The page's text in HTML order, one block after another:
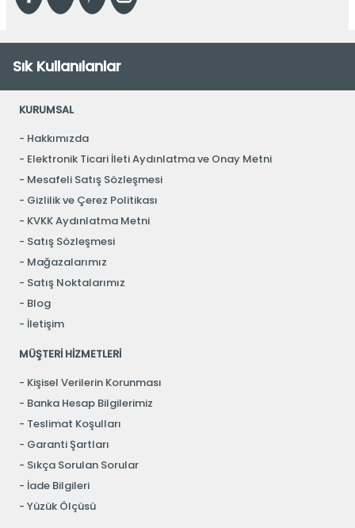
Sık Kullanılanlar
KURUMSAL
Hakkımızda
Elektronik Ticari İleti Aydınlatma ve Onay Metni
Mesafeli Satış Sözleşmesi
Gizlilik ve Çerez Politikası
KVKK Aydınlatma Metni
Satış Sözleşmesi
Mağazalarımız
Satış Noktalarımız
Blog
İletişim
MÜŞTERİ HİZMETLERİ
Kişisel Verilerin Korunması
Banka Hesap Bilgilerimiz
Teslimat Koşulları
Garanti Şartları
Sıkça Sorulan Sorular
İade Bilgileri
Yüzük Ölçüsü